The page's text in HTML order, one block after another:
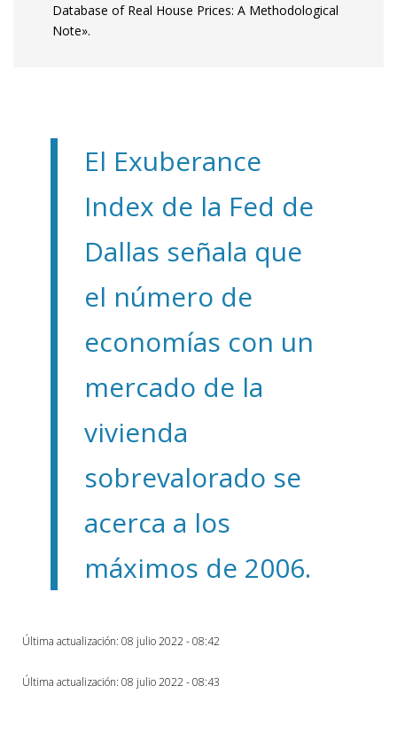
Database of Real House Prices: A Methodological
Note».
El Exuberance
Index de la Fed de
Dallas señala que
el número de
economías con un
mercado de la
vivienda
sobrevalorado se
acerca a los
máximos de 2006.
Última actualización: 08 julio 2022 - 08:42
Última actualización: 08 julio 2022 - 08:43